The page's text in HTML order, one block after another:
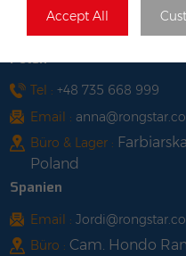
Accept All
Lager :263 Go O Moi,
Ho Chi Minh City,
Polen
Tel : +48 735 668 999
Email :
Büro & Lager :
Poland
Spanien
Email :
Büro : Cam. Hondo